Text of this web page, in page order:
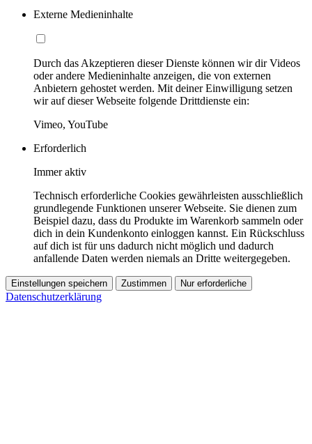
Externe Medieninhalte
Durch das Akzeptieren dieser Dienste können wir dir Videos
oder andere Medieninhalte anzeigen, die von externen
Anbietern gehostet werden. Mit deiner Einwilligung setzen
wir auf dieser Webseite folgende Drittdienste ein:
Vimeo, YouTube
Erforderlich
Immer aktiv
Technisch erforderliche Cookies gewährleisten ausschließlich
grundlegende Funktionen unserer Webseite. Sie dienen zum
Beispiel dazu, dass du Produkte im Warenkorb sammeln oder
dich in dein Kundenkonto einloggen kannst. Ein Rückschluss
auf dich ist für uns dadurch nicht möglich und dadurch
anfallende Daten werden niemals an Dritte weitergegeben.
Einstellungen speichern Zustimmen Nur erforderliche
Datenschutzerklärung